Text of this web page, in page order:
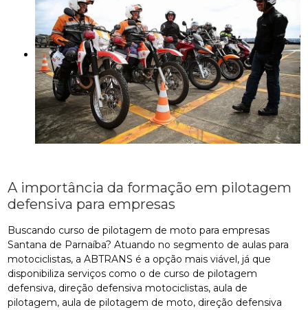
A importância da formação em pilotagem
defensiva para empresas
Buscando curso de pilotagem de moto para empresas
Santana de Parnaíba? Atuando no segmento de aulas para
motociclistas, a ABTRANS é a opção mais viável, já que
disponibiliza serviços como o de curso de pilotagem
defensiva, direção defensiva motociclistas, aula de
pilotagem, aula de pilotagem de moto, direção defensiva